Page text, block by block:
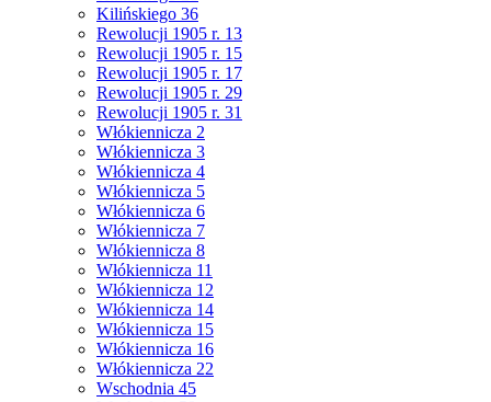
Kilińskiego 36
Rewolucji 1905 r. 13
Rewolucji 1905 r. 15
Rewolucji 1905 r. 17
Rewolucji 1905 r. 29
Rewolucji 1905 r. 31
Włókiennicza 2
Włókiennicza 3
Włókiennicza 4
Włókiennicza 5
Włókiennicza 6
Włókiennicza 7
Włókiennicza 8
Włókiennicza 11
Włókiennicza 12
Włókiennicza 14
Włókiennicza 15
Włókiennicza 16
Włókiennicza 22
Wschodnia 45